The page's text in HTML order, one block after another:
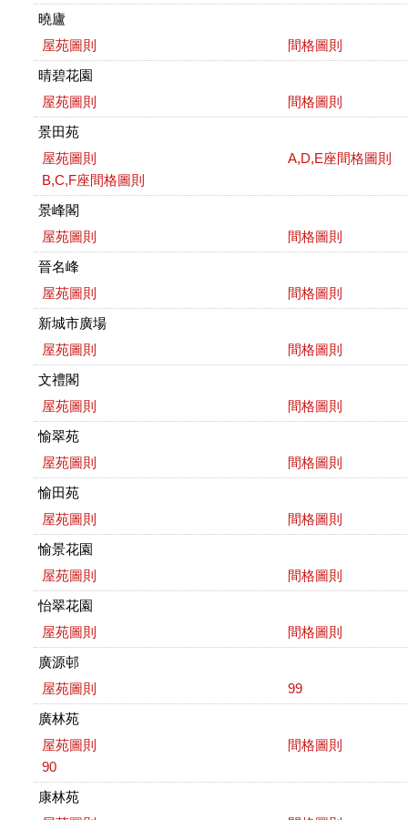
曉廬
屋苑圖則
間格圖則
晴碧花園
屋苑圖則
間格圖則
景田苑
屋苑圖則
A,D,E座間格圖則
B,C,F座間格圖則
景峰閣
屋苑圖則
間格圖則
晉名峰
屋苑圖則
間格圖則
新城市廣場
屋苑圖則
間格圖則
文禮閣
屋苑圖則
間格圖則
愉翠苑
屋苑圖則
間格圖則
愉田苑
屋苑圖則
間格圖則
愉景花園
屋苑圖則
間格圖則
怡翠花園
屋苑圖則
間格圖則
廣源邨
屋苑圖則
99
廣林苑
屋苑圖則
間格圖則
90
康林苑